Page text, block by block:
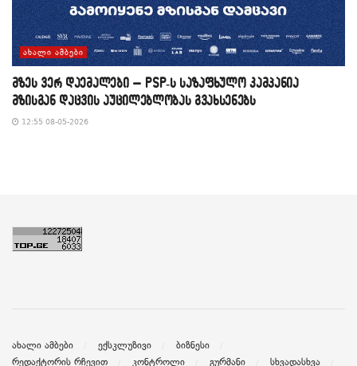
ᲐᲮᲐᲚᲘ ᲐᲛᲑᲔᲑᲘ
მზეს ვერ დაემალები – PSP-ს საზაფხულო კამპანია
მზისგან დაცვის აუცილებლობას გვახსენებს
12:55 08-05-2026
ახალი ამბები ექსკლუზივი
ბიზნესი
რედაქტორის რჩევით
კონტროლი გურმანი სხვადასხვა